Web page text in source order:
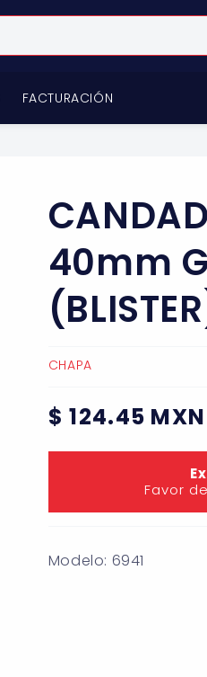
FACTURACIÓN
40mm
CHAPA
Precio
habitual
$ 124.45 MXN
Favor
Modelo: 6941